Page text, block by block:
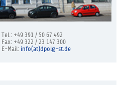
Tel.: +49 391 / 50 67 492
Fax: +49 322 / 23 147 300
E-Mail: info(at)dpolg-st.de